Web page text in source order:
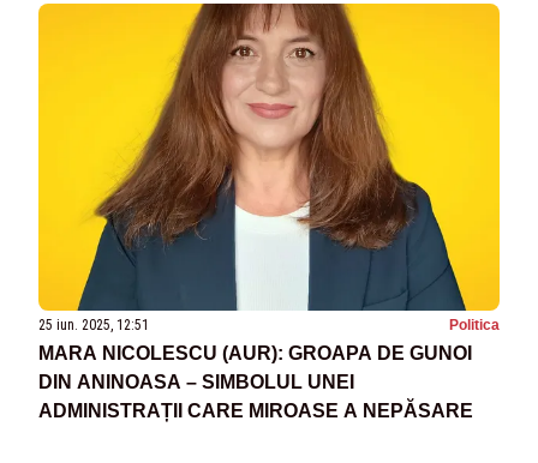
25 iun. 2025, 12:51 Politica
MARA NICOLESCU (AUR): GROAPA DE GUNOI
DIN ANINOASA – SIMBOLUL UNEI
ADMINISTRAȚII CARE MIROASE A NEPĂSARE